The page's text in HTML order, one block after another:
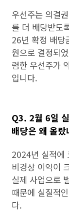
우선주는 의결
를 더 배당받도
26년 확정 배
원으로 결정되
렴한 우선주가
입니다.
Q3. 2월 6일
배당은 왜 올랐
2024년 실적에
비경상 이익이
실제 사업으로
때문에 실질적
다.